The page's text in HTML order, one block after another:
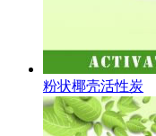
粉状椰壳活性炭